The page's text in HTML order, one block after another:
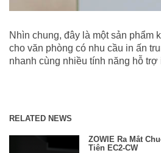
Nhìn chung, đây là một sản phẩm
cho văn phòng có nhu cầu in ấn
nhanh cùng nhiều tính năng hỗ trợ
RELATED NEWS
ZOWIE Ra Mắt
Tiên EC2-CW